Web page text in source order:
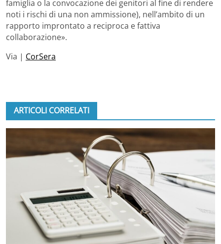
famiglia o la convocazione dei genitori al fine di rendere
noti i rischi di una non ammissione), nell’ambito di un
rapporto improntato a reciproca e fattiva
collaborazione».
Via | CorSera
ARTICOLI CORRELATI